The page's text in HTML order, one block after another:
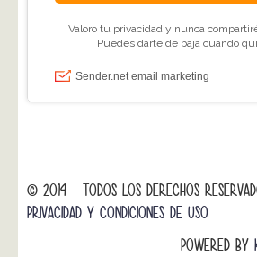
© 2014 - TODOS LOS DERECHOS
PRIVACIDAD Y CONDICIONES DE USO
POWERED BY